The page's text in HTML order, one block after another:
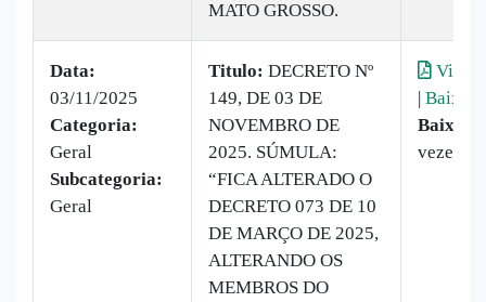
MATO GROSSO.
Data:
03/11/2025
Categoria:
Geral
Subcategoria:
Geral
Titulo: DECRETO Nº
149, DE 03 DE
NOVEMBRO DE
2025. SÚMULA:
“FICA ALTERADO O
DECRETO 073 DE 10
DE MARÇO DE 2025,
ALTERANDO OS
MEMBROS DO
| Baixar
vezes